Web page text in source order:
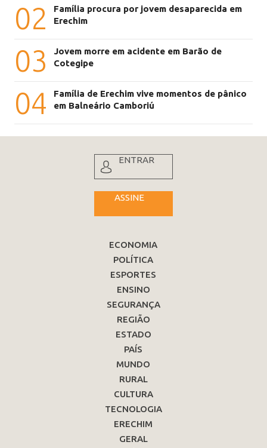
02
Família procura por jovem desaparecida em
Erechim
03
Jovem morre em acidente em Barão de
Cotegipe
04
Família de Erechim vive momentos de pânico
em Balneário Camboriú
ENTRAR
ASSINE
ECONOMIA
POLÍTICA
ESPORTES
ENSINO
SEGURANÇA
REGIÃO
ESTADO
PAÍS
MUNDO
RURAL
CULTURA
TECNOLOGIA
ERECHIM
GERAL